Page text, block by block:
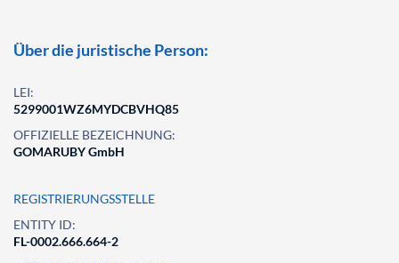
Über die juristische Person:
LEI:
5299001WZ6MYDCBVHQ85
OFFIZIELLE BEZEICHNUNG:
GOMARUBY GmbH
REGISTRIERUNGSSTELLE
ENTITY ID:
FL-0002.666.664-2